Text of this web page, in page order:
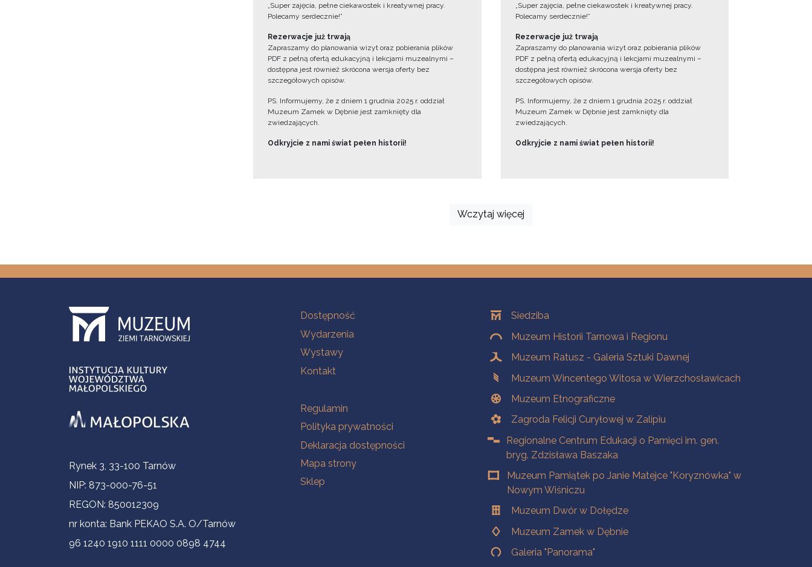
„Super zajęcia, pełne ciekawostek i kreatywnej pracy.
Polecamy serdecznie!”
Rezerwacje już trwają
Zapraszamy do planowania wizyt oraz pobierania plików
PDF z pełną ofertą edukacyjną i lekcjami muzealnymi –
dostępna jest również skrócona wersja oferty bez
szczegółowych opisów.
PS. Informujemy, że z dniem 1 grudnia 2025 r. oddział
Muzeum Zamek w Dębnie jest zamknięty dla
zwiedzających.
Odkryjcie z nami świat pełen historii!
„Super zajęcia, pełne ciekawostek i kreatywnej pracy.
Polecamy serdecznie!”
Rezerwacje już trwają
Zapraszamy do planowania wizyt oraz pobierania plików
PDF z pełną ofertą edukacyjną i lekcjami muzealnymi –
dostępna jest również skrócona wersja oferty bez
szczegółowych opisów.
PS. Informujemy, że z dniem 1 grudnia 2025 r. oddział
Muzeum Zamek w Dębnie jest zamknięty dla
zwiedzających.
Odkryjcie z nami świat pełen historii!
Wczytaj więcej
Informacje kontaktowe
Rynek 3, 33-100 Tarnów
NIP: 873-000-76-51
REGON: 850012309
nr konta: Bank PEKAO S.A. O/Tarnów
96 1240 1910 1111 0000 0898 4744
Na skróty
Dostępność
Wydarzenia
Wystawy
Kontakt
Na skróty
Regulamin
Polityka prywatności
Deklaracja dostępności
Mapa strony
Sklep
OddziałySiedziba
Muzeum Historii Tarnowa i Regionu
Muzeum Ratusz - Galeria Sztuki Dawnej
Muzeum Wincentego Witosa w Wierzchosławicach
Muzeum Etnograficzne
Zagroda Felicji Curyłowej w Zalipiu
Regionalne Centrum Edukacji o Pamięci im. gen.
bryg. Zdzisława Baszaka
Muzeum Pamiątek po Janie Matejce "Koryznówka" w
Nowym Wiśniczu
Muzeum Dwór w Dołędze
Muzeum Zamek w Dębnie
Galeria "Panorama"